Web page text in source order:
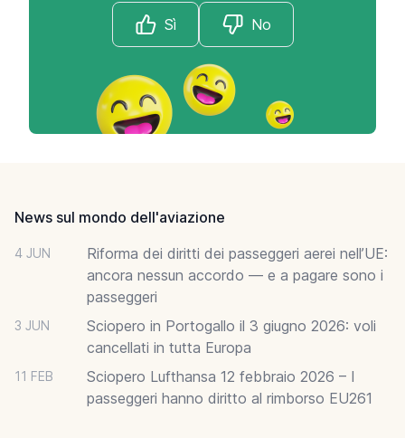
Sì No
News sul mondo dell'aviazione
4 JUN
Riforma dei diritti dei passeggeri aerei nell’UE:
ancora nessun accordo — e a pagare sono i
passeggeri
3 JUN
Sciopero in Portogallo il 3 giugno 2026: voli
cancellati in tutta Europa
11 FEB
Sciopero Lufthansa 12 febbraio 2026 – I
passeggeri hanno diritto al rimborso EU261